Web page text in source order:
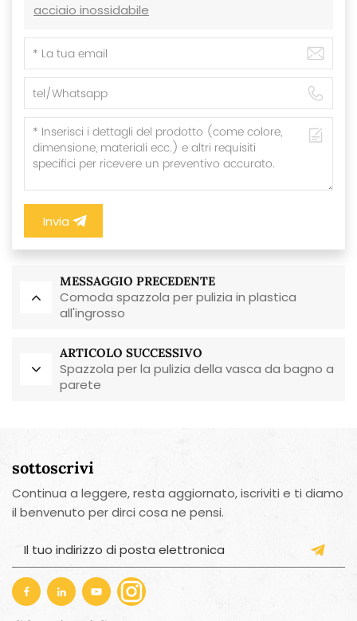
acciaio inossidabile
Invia
MESSAGGIO PRECEDENTE
Comoda spazzola per pulizia in plastica
all'ingrosso
ARTICOLO SUCCESSIVO
Spazzola per la pulizia della vasca da bagno a
parete
sottoscrivi
Continua a leggere, resta aggiornato, iscriviti e ti diamo
il benvenuto per dirci cosa ne pensi.